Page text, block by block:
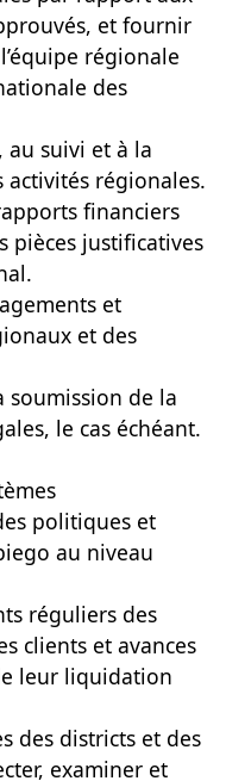
et fournir
régionale
des
au suivi et à la
régionales.
financiers
pièces justificatives
et
et des
soumission de la
le cas échéant.
politiques et
au niveau
réguliers des
clients et avances
leur liquidation
des districts et des
examiner et